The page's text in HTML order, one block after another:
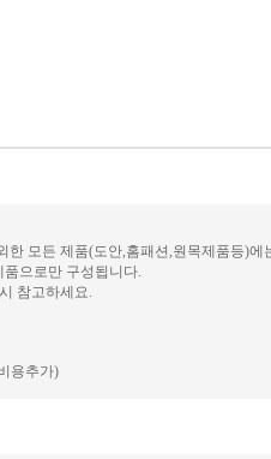
한 모든 제품(도안,홈패션,원목제품등)에
으로만 구성됩니다.
참고하세요.
용추가)